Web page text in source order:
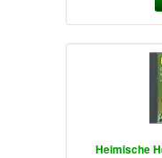
Heimische